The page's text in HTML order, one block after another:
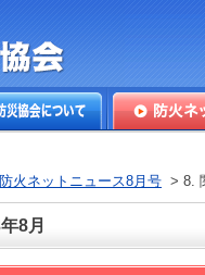
火・防
防火ネットニュース8月号 > 8.
8月